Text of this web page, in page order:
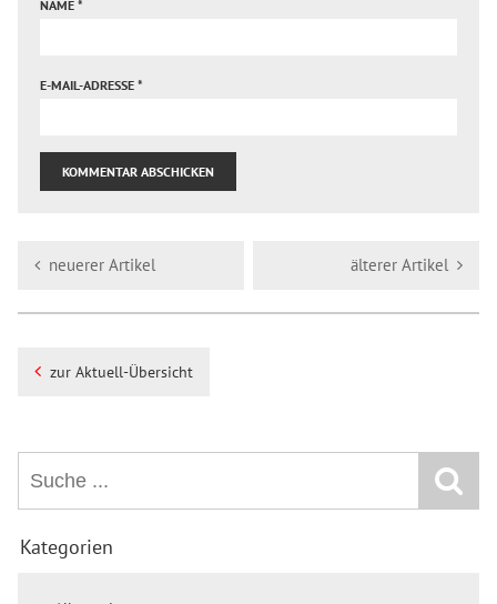
NAME *
E-MAIL-ADRESSE *
neuerer Artikel älterer Artikel
zur Aktuell-Übersicht
Kategorien